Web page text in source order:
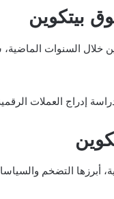
بيتكوين
إدراج العملات
أبرزها التضخم